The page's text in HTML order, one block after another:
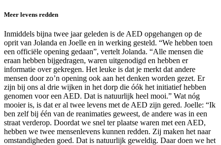
Meer levens redden
Inmiddels bijna twee jaar geleden is de AED opgehangen op de
oprit van Jolanda en Joelle en in werking gesteld. “We hebben toen
een officiële opening gedaan”, vertelt Jolanda. “Alle mensen die
eraan hebben bijgedragen, waren uitgenodigd en hebben er
informatie over gekregen. Het leuke is dat je merkt dat andere
mensen door zo’n opening ook aan het denken worden gezet. Er
zijn bij ons al drie wijken in het dorp die óók het initiatief hebben
genomen voor een AED. Dat is natuurlijk heel mooi.” Wat nóg
mooier is, is dat er al twee levens met de AED zijn gered. Joelle: “Ik
ben zelf bij één van de reanimaties geweest, de andere was in een
straat verderop. Doordat we snel ter plaatse waren met een AED,
hebben we twee mensenlevens kunnen redden. Zij maken het naar
omstandigheden goed. Dat is natuurlijk geweldig. Daar doen we het